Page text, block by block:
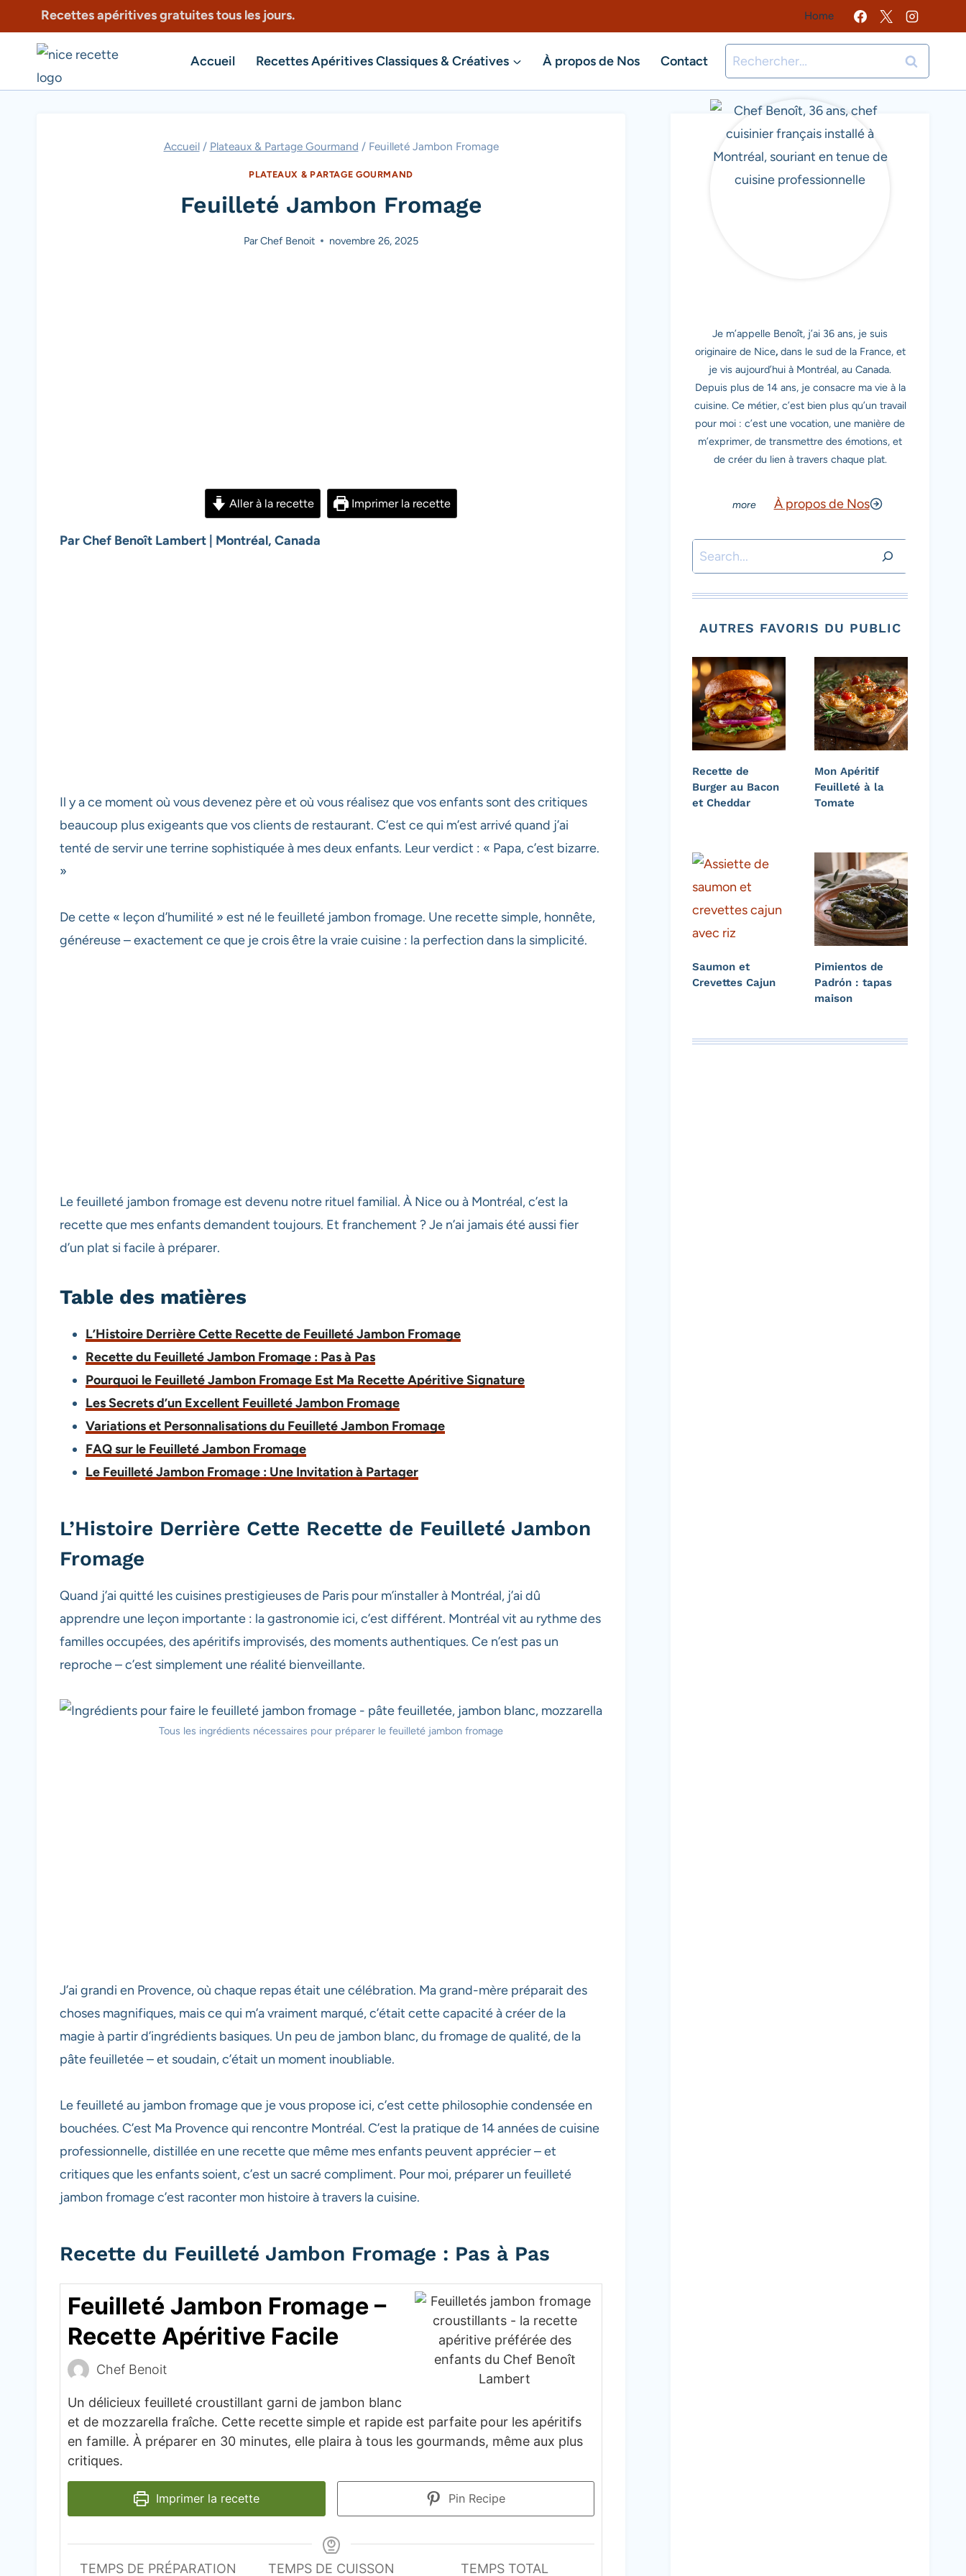
au
contenu
Recettes apéritives gratuites tous les jours. Home
Accueil Recettes Apéritives Classiques & Créatives À propos de Nos Contact Rechercher :
Accueil / Plateaux & Partage Gourmand / Feuilleté Jambon Fromage
PLATEAUX & PARTAGE GOURMAND
Feuilleté Jambon Fromage
ParChef Benoit novembre 26, 2025
Aller à la recette Imprimer la recette
Par Chef Benoît Lambert | Montréal, Canada
Il y a ce moment où vous devenez père et où vous réalisez que vos enfants sont des critiques
beaucoup plus exigeants que vos clients de restaurant. C’est ce qui m’est arrivé quand j’ai
tenté de servir une terrine sophistiquée à mes deux enfants. Leur verdict : « Papa, c’est bizarre.
»
De cette « leçon d’humilité » est né le feuilleté jambon fromage. Une recette simple, honnête,
généreuse – exactement ce que je crois être la vraie cuisine : la perfection dans la simplicité.
Le feuilleté jambon fromage est devenu notre rituel familial. À Nice ou à Montréal, c’est la
recette que mes enfants demandent toujours. Et franchement ? Je n’ai jamais été aussi fier
d’un plat si facile à préparer.
Table des matières
L’Histoire Derrière Cette Recette de Feuilleté Jambon Fromage
Recette du Feuilleté Jambon Fromage : Pas à Pas
Pourquoi le Feuilleté Jambon Fromage Est Ma Recette Apéritive Signature
Les Secrets d’un Excellent Feuilleté Jambon Fromage
Variations et Personnalisations du Feuilleté Jambon Fromage
FAQ sur le Feuilleté Jambon Fromage
Le Feuilleté Jambon Fromage : Une Invitation à Partager
L’Histoire Derrière Cette Recette de Feuilleté Jambon
Fromage
Quand j’ai quitté les cuisines prestigieuses de Paris pour m’installer à Montréal, j’ai dû
apprendre une leçon importante : la gastronomie ici, c’est différent. Montréal vit au rythme des
familles occupées, des apéritifs improvisés, des moments authentiques. Ce n’est pas un
reproche – c’est simplement une réalité bienveillante.
Tous les ingrédients nécessaires pour préparer le feuilleté jambon fromage
J’ai grandi en Provence, où chaque repas était une célébration. Ma grand-mère préparait des
choses magnifiques, mais ce qui m’a vraiment marqué, c’était cette capacité à créer de la
magie à partir d’ingrédients basiques. Un peu de jambon blanc, du fromage de qualité, de la
pâte feuilletée – et soudain, c’était un moment inoubliable.
Le feuilleté au jambon fromage que je vous propose ici, c’est cette philosophie condensée en
bouchées. C’est Ma Provence qui rencontre Montréal. C’est la pratique de 14 années de cuisine
professionnelle, distillée en une recette que même mes enfants peuvent apprécier – et
critiques que les enfants soient, c’est un sacré compliment. Pour moi, préparer un feuilleté
jambon fromage c’est raconter mon histoire à travers la cuisine.
Recette du Feuilleté Jambon Fromage : Pas à Pas
Feuilleté Jambon Fromage –
Recette Apéritive Facile
Chef Benoit
Un délicieux feuilleté croustillant garni de jambon blanc
et de mozzarella fraîche. Cette recette simple et rapide est parfaite pour les apéritifs
en famille. À préparer en 30 minutes, elle plaira à tous les gourmands, même aux plus
critiques.
Imprimer la recette Pin Recipe
TEMPS DE PRÉPARATION TEMPS DE CUISSON TEMPS TOTAL
Je m’appelle Benoît, j’ai 36 ans, je suis
originaire de Nice, dans le sud de la France, et
je vis aujourd’hui à Montréal, au Canada.
Depuis plus de 14 ans, je consacre ma vie à la
cuisine. Ce métier, c’est bien plus qu’un travail
pour moi : c’est une vocation, une manière de
m’exprimer, de transmettre des émotions, et
de créer du lien à travers chaque plat.
À propos de Nos
Rechercher
AUTRES FAVORIS DU PUBLIC
Recette de
Burger au Bacon
et Cheddar
Mon Apéritif
Feuilleté à la
Tomate
Saumon et
Crevettes Cajun
Pimientos de
Padrón : tapas
maison